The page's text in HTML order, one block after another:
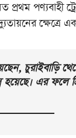
পণ্যবাহী
চুরাইবাড়ি
এর ফলে